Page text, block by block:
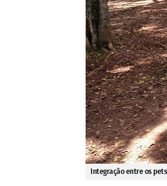
Integração entre os